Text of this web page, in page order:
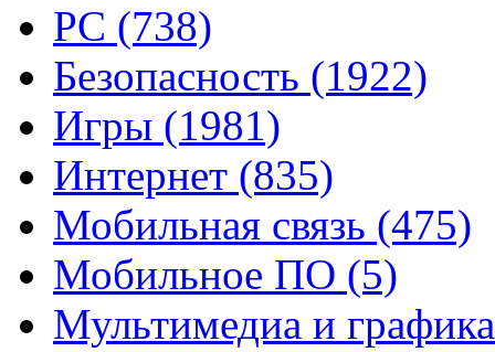
PC (738)
Безопасность (1922)
Игры (1981)
Интернет (835)
Мобильная связь (475)
Мобильное ПО (5)
Мультимедиа и